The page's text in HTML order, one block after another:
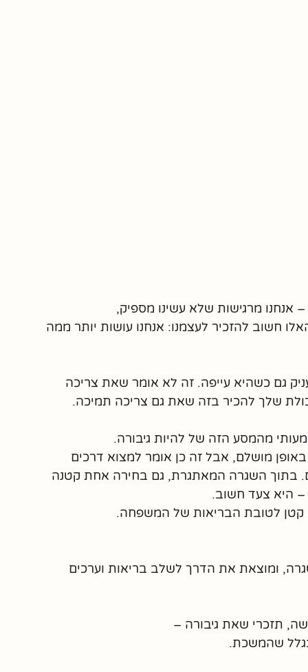
אנחנו מרגישות שלא עשינו מספיק,
חשוב להזכיר לעצמנו: אנחנו עושות יותר ממה
גם כשהיא עייפה. זה לא אומר שאת צריכה
שלך להכיר בזה שאת גם צריכה תמיכה.
מהמסע הזה של להיות גיבורה.
מושלם, אבל זה כן אומר למצוא דרכים
בתוך השגרה המאתגרת, גם בחירה אחת קטנה
– היא צעד חשוב.
קטן לטובת הבריאות של המשפחה.
ומוצאת את הדרך לשלב בריאות וערכים
תזכרי שאת גיבורה –
שהמשכת.